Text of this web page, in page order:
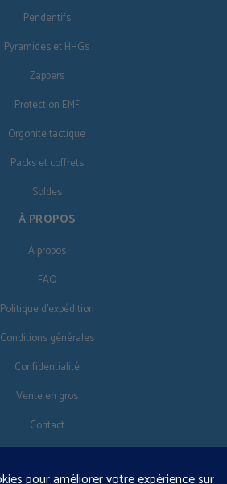
Pendentifs
Pyramides et HHGs
Zappers
Protection EMF
Orgonite tactique
Packs et coffrets
Soldes
À PROPOS
À propos
FAQ
Politique d'expédition
Conditions générales
Confidentialité
Vente en gros
Contact
SUIVEZ-NOUS